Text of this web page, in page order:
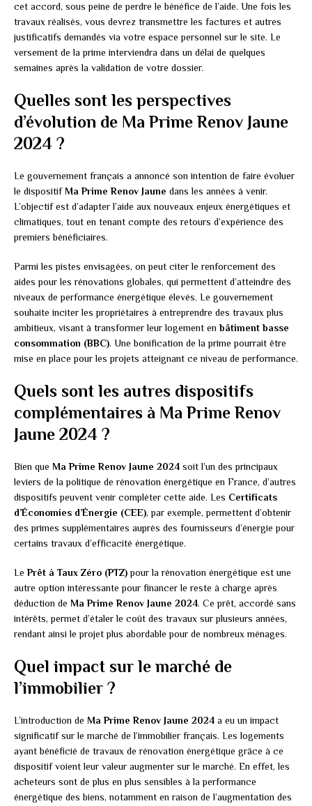
cet accord, sous peine de perdre le bénéfice de l’aide. Une fois les
travaux réalisés, vous devrez transmettre les factures et autres
justificatifs demandés via votre espace personnel sur le site. Le
versement de la prime interviendra dans un délai de quelques
semaines après la validation de votre dossier.
Quelles sont les perspectives
d’évolution de Ma Prime Renov Jaune
2024 ?
Le gouvernement français a annoncé son intention de faire évoluer
le dispositif Ma Prime Renov Jaune dans les années à venir.
L’objectif est d’adapter l’aide aux nouveaux enjeux énergétiques et
climatiques, tout en tenant compte des retours d’expérience des
premiers bénéficiaires.
Parmi les pistes envisagées, on peut citer le renforcement des
aides pour les rénovations globales, qui permettent d’atteindre des
niveaux de performance énergétique élevés. Le gouvernement
souhaite inciter les propriétaires à entreprendre des travaux plus
ambitieux, visant à transformer leur logement enbâtiment basse
consommation (BBC). Une bonification de la prime pourrait être
mise en place pour les projets atteignant ce niveau de performance.
Quels sont les autres dispositifs
complémentaires à Ma Prime Renov
Jaune 2024 ?
Bien que Ma Prime Renov Jaune 2024soit l’un des principaux
leviers de la politique de rénovation énergétique en France, d’autres
dispositifs peuvent venir compléter cette aide. Les Certificats
d’Économies d’Énergie (CEE), par exemple, permettent d’obtenir
des primes supplémentaires auprès des fournisseurs d’énergie pour
certains travaux d’efficacité énergétique.
LePrêt à Taux Zéro (PTZ)pour la rénovation énergétique est une
autre option intéressante pour financer le reste à charge après
déduction de Ma Prime Renov Jaune 2024. Ce prêt, accordé sans
intérêts, permet d’étaler le coût des travaux sur plusieurs années,
rendant ainsi le projet plus abordable pour de nombreux ménages.
Quel impact sur le marché de
l’immobilier ?
L’introduction de Ma Prime Renov Jaune 2024a eu un impact
significatif sur le marché de l’immobilier français. Les logements
ayant bénéficié de travaux de rénovation énergétique grâce à ce
dispositif voient leur valeur augmenter sur le marché. En effet, les
acheteurs sont de plus en plus sensibles à la performance
énergétique des biens, notamment en raison de l’augmentation des